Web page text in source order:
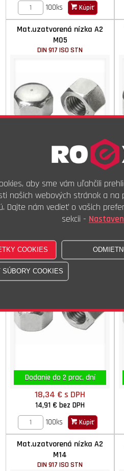
100ks
Kúpiť
Mat.uzatvorená nízka A2
M05
DIN 917 ISO STN
2,51 €s DPH
2,04 €bez DPH
Kúpiť
DIN 917 ISO STN
Dodanie do 2 prac. dní
18,34 €s DPH
14,91 €bez DPH
100ks
Kúpiť
Mat.uzatvorená nízka A2
M14
DIN 917 ISO STN
aby sme vám uľahčili
našich webových stránok a
Dajte nám vedieť o vašich
sekcii -